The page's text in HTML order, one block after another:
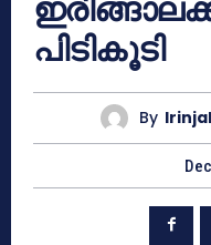
പിടികൂടി
By